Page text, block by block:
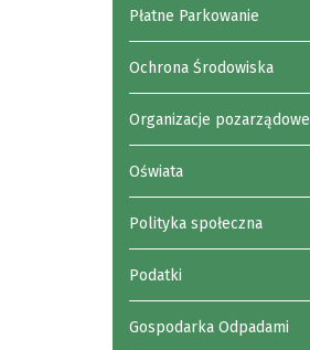
Płatne Parkowanie
Ochrona Środowiska
Organizacje pozarządowe
Oświata
Polityka społeczna
Podatki
Gospodarka Odpadami